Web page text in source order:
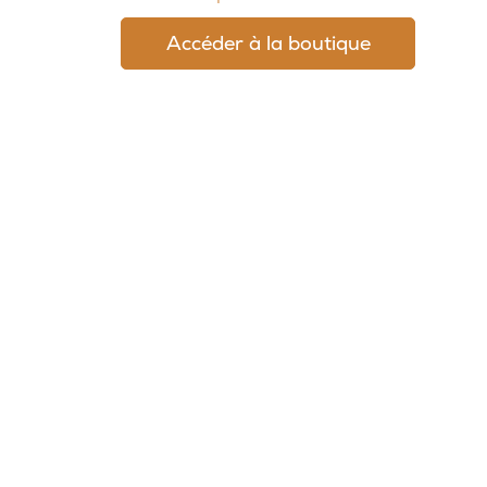
Accéder à la boutique